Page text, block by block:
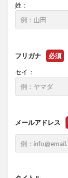
姓：
フリガナ
必須
セイ：
メールアドレス